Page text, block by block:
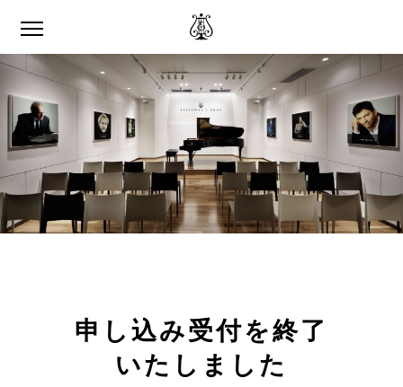
申し込み受付を終了
いたしました